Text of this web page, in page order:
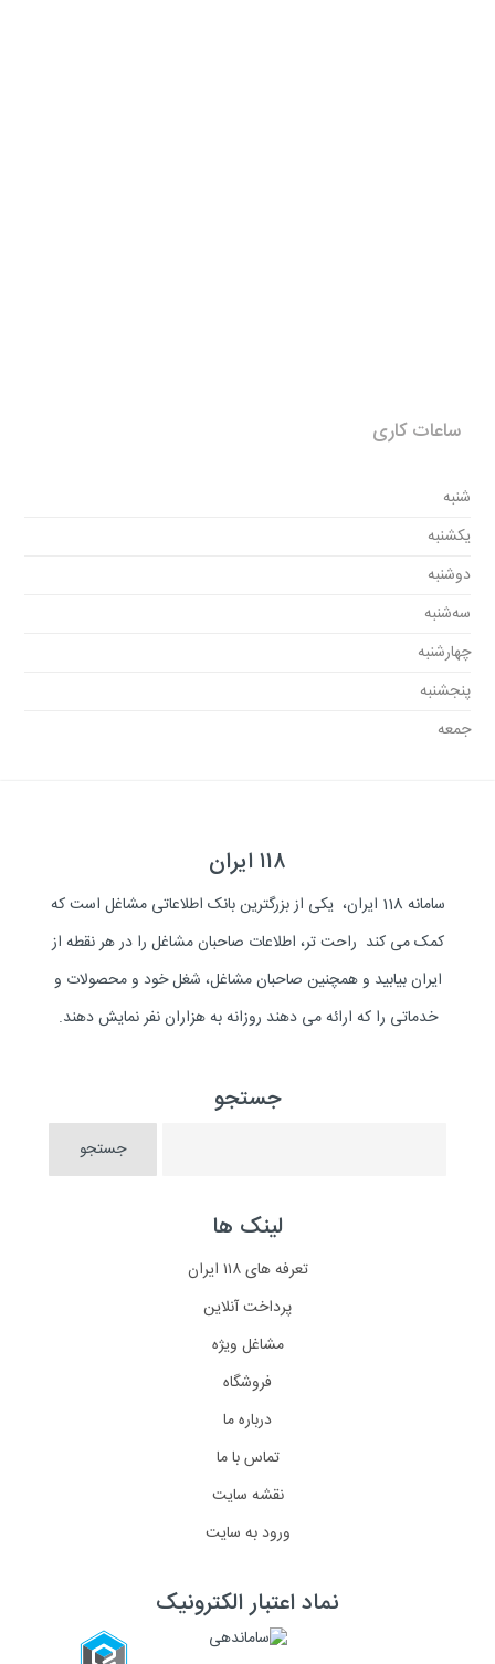
ساعات کاری
شنبه
یکشنبه
دوشنبه
سه‌شنبه
چهارشنبه
پنجشنبه
جمعه
۱۱۸ ایران
سامانه 118 ایران، یکی از بزرگترین بانک اطلاعاتی مشاغل است که
کمک می کند راحت تر، اطلاعات صاحبان مشاغل را در هر نقطه از
ایران بیابید و همچنین صاحبان مشاغل، شغل خود و محصولات و
خدماتی را که ارائه می دهند روزانه به هزاران نفر نمایش دهند.
جستجو
لینک ها
تعرفه های ۱۱۸ ایران
پرداخت آنلاین
مشاغل ویژه
فروشگاه
درباره ما
تماس با ما
نقشه سایت
ورود به سایت
نماد اعتبار الکترونیک